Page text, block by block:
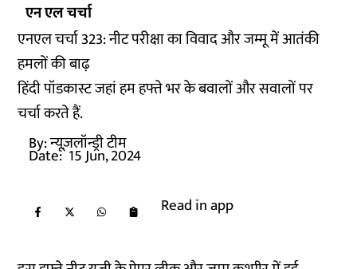
एन एल चर्चा
एनएल चर्चा 323: नीट परीक्षा का विवाद और जम्मू में आतंकी
हमलों की बाढ़
हिंदी पॉडकास्ट जहां हम हफ्ते भर के बवालों और सवालों पर
चर्चा करते हैं.
By:न्यूज़लॉन्ड्री टीम
Date: 15 Jun, 2024
Read in app